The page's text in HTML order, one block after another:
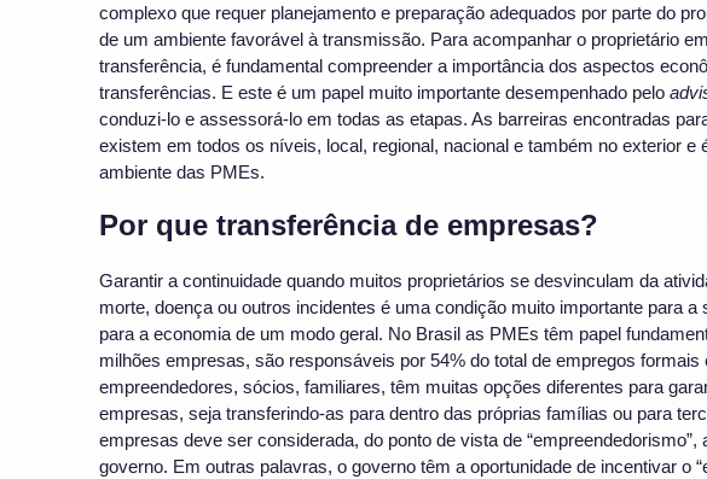
complexo que requer planejamento e preparação adequados por parte do
de um ambiente favorável à transmissão. Para acompanhar o proprietário
transferência, é fundamental compreender a importância dos aspectos
transferências. E este é um papel muito importante desempenhado pelo
conduzi-lo e assessorá-lo em todas as etapas. As barreiras encontradas
existem em todos os níveis, local, regional, nacional e também no exterior e
ambiente das PMEs.
Por que transferência de empresas?
Garantir a continuidade quando muitos proprietários se desvinculam da
morte, doença ou outros incidentes é uma condição muito importante para
para a economia de um modo geral. No Brasil as PMEs têm papel
milhões empresas, são responsáveis por 54% do total de empregos
empreendedores, sócios, familiares, têm muitas opções diferentes para
empresas, seja transferindo-as para dentro das próprias famílias ou para
empresas deve ser considerada, do ponto de vista de “empreendedorismo”,
governo. Em outras palavras, o governo têm a oportunidade de incentivar o